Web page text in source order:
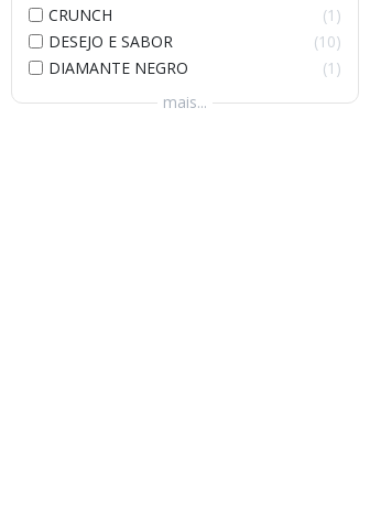
CRUNCH
1
DESEJO E SABOR
10
DIAMANTE NEGRO
1
mais...